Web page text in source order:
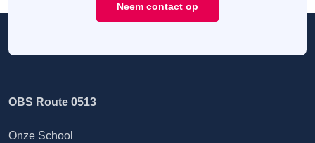
Neem contact op
OBS Route 0513
Onze School